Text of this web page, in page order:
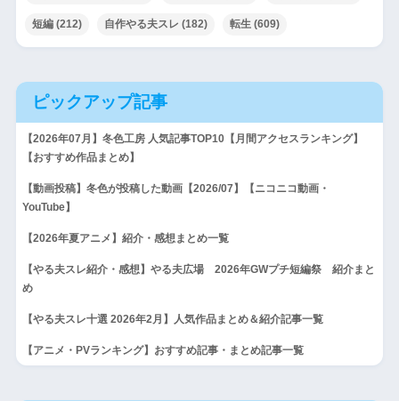
短編(212) 自作やる夫スレ (182) 転生(609)
ピックアップ記事
【2026年07月】冬色工房 人気記事TOP10【月間アクセスランキング】
【おすすめ作品まとめ】
【動画投稿】冬色が投稿した動画【2026/07】【ニコニコ動画・
YouTube】
【2026年夏アニメ】紹介・感想まとめ一覧
【やる夫スレ紹介・感想】やる夫広場 2026年GWプチ短編祭 紹介まと
め
【やる夫スレ十選 2026年2月】人気作品まとめ＆紹介記事一覧
【アニメ・PVランキング】おすすめ記事・まとめ記事一覧